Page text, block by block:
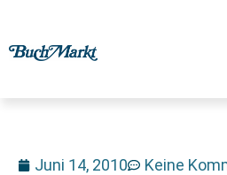
Juni 14, 2010 Keine